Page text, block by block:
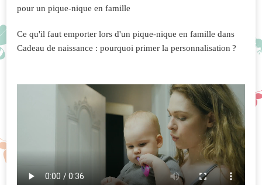
pour un pique-nique en famille
Ce qu'il faut emporter lors d'un pique-nique en famille dans
Cadeau de naissance : pourquoi primer la personnalisation ?